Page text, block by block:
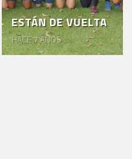
ESTÁN DE VUELTA
HACE 7 AÑOS